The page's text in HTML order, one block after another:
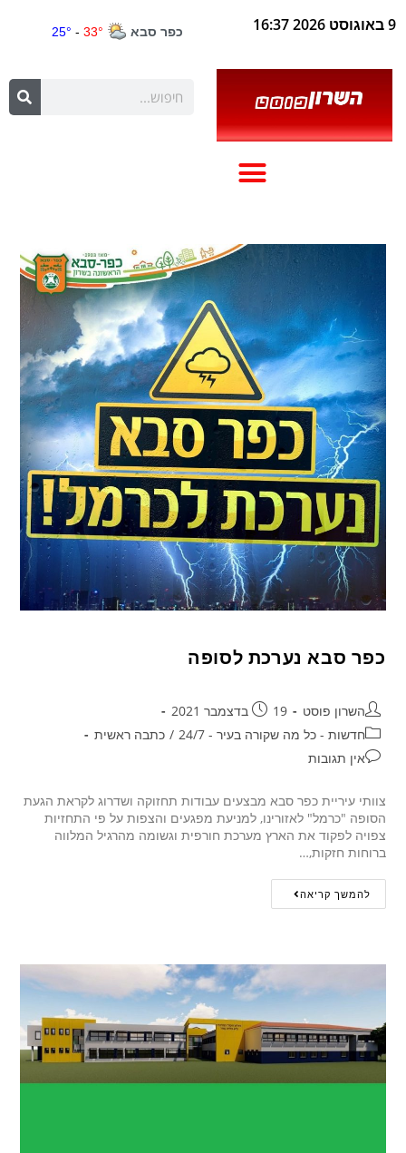
9 באוגוסט 2026 16:37
כפר סבא נערכת לסופה
השרון פוסט
19 בדצמבר 2021
חדשות - כל מה שקורה בעיר - 24/7
/ כתבה ראשית
אין תגובות
צוותי עיריית כפר סבא מבצעים עבודות תחזוקה ושדרוג לקראת הגעת
הסופה "כרמל" לאזורינו, למניעת מפגעים והצפות על פי התחזיות
צפויה לפקוד את הארץ מערכת חורפית וגשומה מהרגיל המלווה
ברוחות חזקות,…
להמשך קריאה